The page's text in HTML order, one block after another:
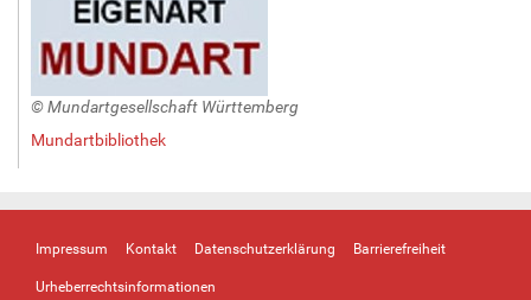
© Mundartgesellschaft Württemberg
Mundartbibliothek
Impressum Kontakt Datenschutzerklärung Barrierefreiheit
Urheberrechtsinformationen